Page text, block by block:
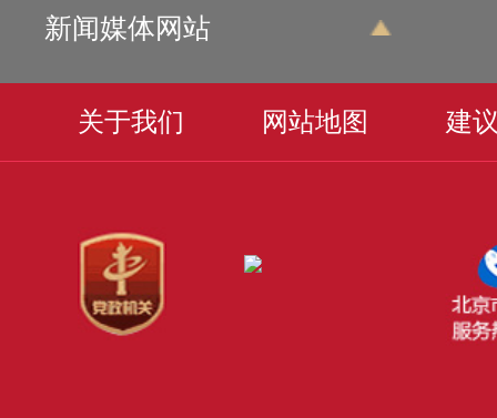
新闻媒体网站
关于我们 网站地图 建